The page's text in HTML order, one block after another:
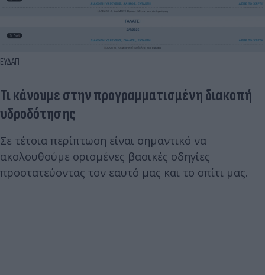
ΕΥΔΑΠ
Τι κάνουμε στην προγραμματισμένη διακοπή
υδροδότησης
Σε τέτοια περίπτωση είναι σημαντικό να
ακολουθούμε ορισμένες βασικές οδηγίες
προστατεύοντας τον εαυτό μας και το σπίτι μας.